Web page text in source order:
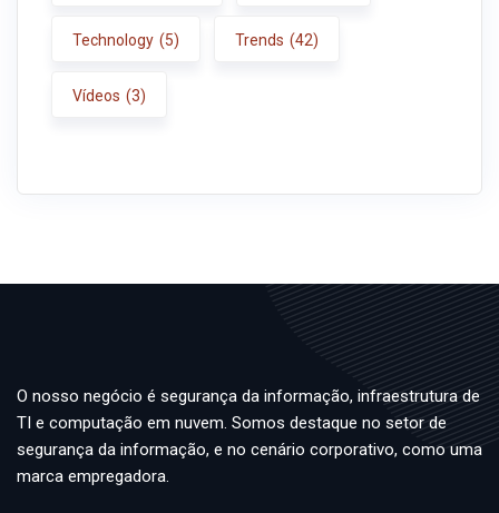
Technology (5) Trends (42)
Vídeos (3)
O nosso negócio é segurança da informação, infraestrutura de
TI e computação em nuvem. Somos destaque no setor de
segurança da informação, e no cenário corporativo, como uma
marca empregadora.